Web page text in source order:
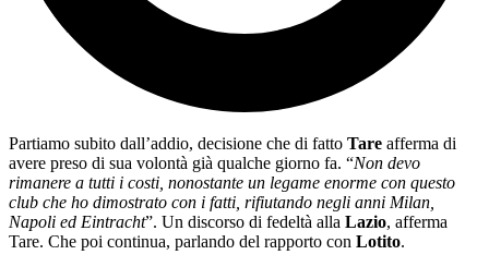
Partiamo subito dall’addio, decisione che di fatto Tare afferma di
avere preso di sua volontà già qualche giorno fa. “Non devo
rimanere a tutti i costi, nonostante un legame enorme con questo
club che ho dimostrato con i fatti, rifiutando negli anni Milan,
Napoli ed Eintracht”. Un discorso di fedeltà alla Lazio, afferma
Tare. Che poi continua, parlando del rapporto con Lotito.